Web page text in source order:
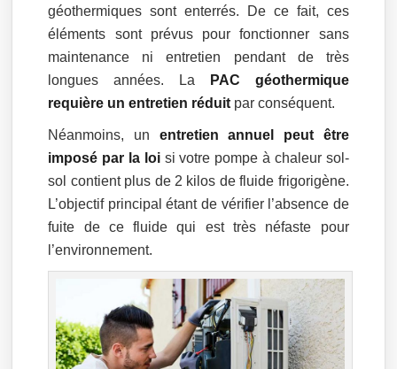
géothermiques sont enterrés. De ce fait, ces
éléments sont prévus pour fonctionner sans
maintenance ni entretien pendant de très
longues années. La
PAC géothermique
requière un entretien réduit par conséquent.
Néanmoins, un entretien annuel peut être
imposé par la loisi votre pompe à chaleur sol-
sol contient plus de 2 kilos de fluide frigorigène.
L’objectif principal étant de vérifier l’absence de
fuite de ce fluide qui est très néfaste pour
l’environnement.